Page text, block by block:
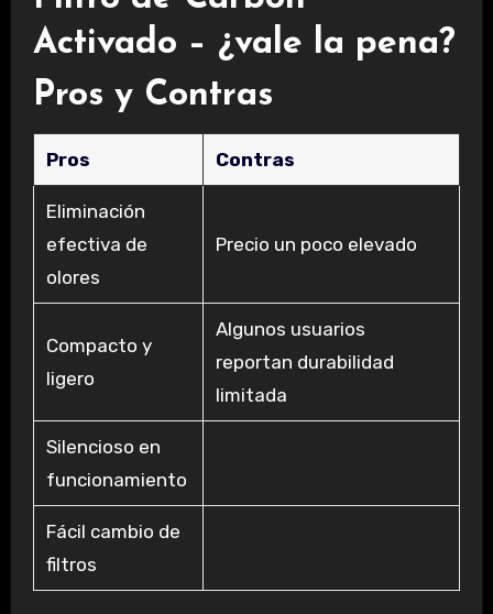
Activado – ¿vale la pena?
Pros y Contras
Pros Contras
Eliminación
efectiva de
olores
Precio un poco elevado
Compacto y
ligero
Algunos usuarios
reportan durabilidad
limitada
Silencioso en
funcionamiento
Fácil cambio de
filtros